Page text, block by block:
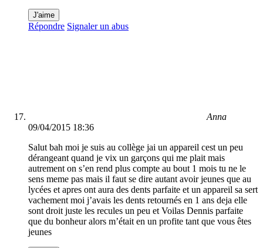
J'aime
Répondre Signaler un abus
Anna
09/04/2015 18:36
Salut bah moi je suis au collège jai un appareil cest un peu
dérangeant quand je vix un garçons qui me plait mais
autrement on s’en rend plus compte au bout 1 mois tu ne le
sens meme pas mais il faut se dire autant avoir jeunes que au
lycées et apres ont aura des dents parfaite et un appareil sa sert
vachement moi j’avais les dents retournés en 1 ans deja elle
sont droit juste les recules un peu et Voilas Dennis parfaite
que du bonheur alors m’était en un profite tant que vous êtes
jeunes